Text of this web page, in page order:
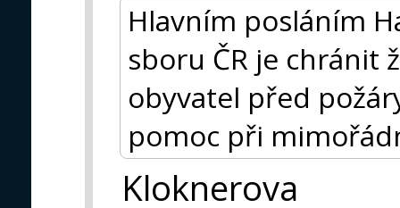
Hlavním posláním
sboru ČR je chránit
obyvatel před
pomoc při
Kloknerova